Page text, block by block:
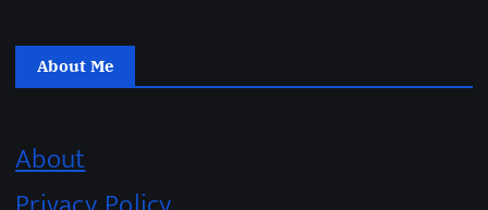
About Me
About